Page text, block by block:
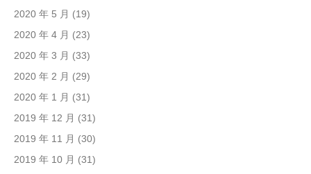
2020 年 5 月 (19)
2020 年 4 月 (23)
2020 年 3 月 (33)
2020 年 2 月 (29)
2020 年 1 月 (31)
2019 年 12 月 (31)
2019 年 11 月 (30)
2019 年 10 月 (31)